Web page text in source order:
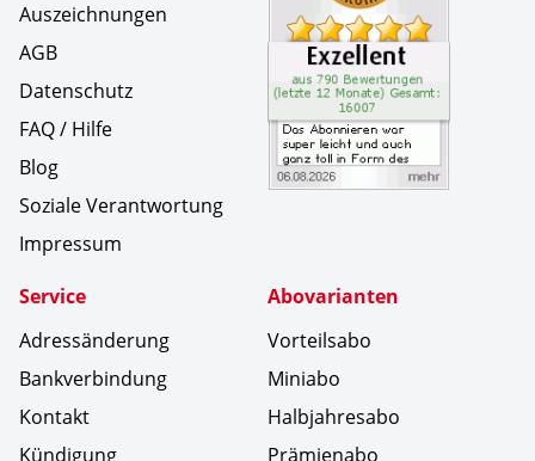
Auszeichnungen
AGB
Datenschutz
FAQ / Hilfe
Blog
Soziale Verantwortung
Impressum
Service
Adressänderung
Bankverbindung
Kontakt
Kündigung
Abovarianten
Vorteilsabo
Miniabo
Halbjahresabo
Prämienabo